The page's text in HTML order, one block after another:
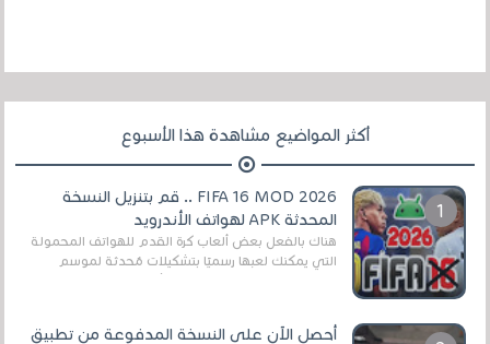
أكثر المواضيع مشاهدة هذا الأسبوع
FIFA 16 MOD 2026 .. قم بتنزيل النسخة
المحدثة APK لهواتف الأندرويد
هناك بالفعل بعض ألعاب كرة القدم للهواتف المحمولة
التي يمكنك لعبها رسميًا بتشكيلات مُحدثة لموسم
أحصل الآن على النسخة المدفوعة من تطبيق